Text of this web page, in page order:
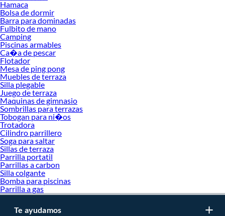
manera, inviertes en durabilidad, rendimiento, excelencia y satisfacción
garantizada.
Hamaca
Bolsa de dormir
Barra para dominadas
Fulbito de mano
Camping
Piscinas armables
Ca�a de pescar
Flotador
Mesa de ping pong
Muebles de terraza
Silla plegable
Juego de terraza
Maquinas de gimnasio
Sombrillas para terrazas
Tobogan para ni�os
Trotadora
Cilindro parrillero
Soga para saltar
Sillas de terraza
Parrilla portatil
Parrillas a carbon
Silla colgante
Bomba para piscinas
Parrilla a gas
Te ayudamos